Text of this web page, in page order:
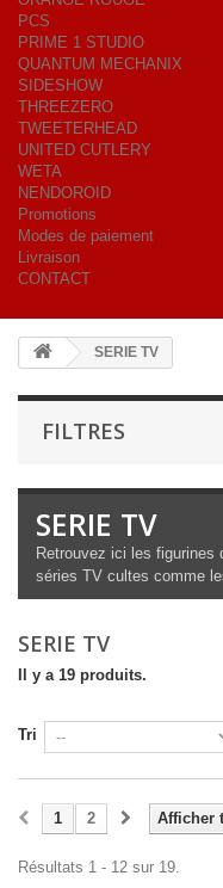
PCS
PRIME 1 STUDIO
QUANTUM MECHANIX
SIDESHOW
THREEZERO
TWEETERHEAD
UNITED CUTLERY
WETA
NENDOROID
Promotions
Modes de paiement
Livraison
CONTACT
SERIE TV
FILTRES
SERIE TV
Retrouvez ici les figurines
séries TV cultes comme
SERIE TV
Il y a 19 produits.
Tri
Afficher
1 2
Résultats 1 - 12 sur 19.